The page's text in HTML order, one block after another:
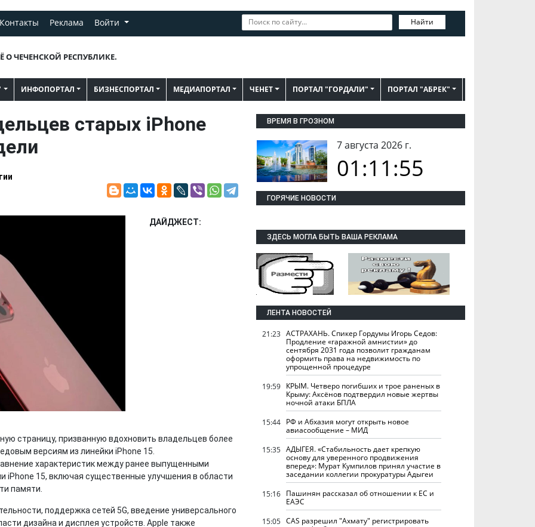
Контакты Реклама Войти Найти
О ЧЕЧЕНСКОЙ РЕСПУБЛИКЕ.
ИНФОПОРТАЛ БИЗНЕСПОРТАЛ МЕДИАПОРТАЛ ЧЕНЕТ ПОРТАЛ "ГОРДАЛИ" ПОРТАЛ "АБРЕК"
старых iPhone
ДАЙДЖЕСТ:
страницу, призванную вдохновить владельцев более
версиям из линейки iPhone 15.
характеристик между ранее выпущенными
iPhone 15, включая существенные улучшения в области
памяти.
поддержка сетей 5G, введение универсального
дизайна и дисплея устройств. Apple также
ВРЕМЯ В ГРОЗНОМ
7 августа 2026 г.
01:11:56
ГОРЯЧИЕ НОВОСТИ
ЗДЕСЬ МОГЛА БЫТЬ ВАША РЕКЛАМА
ЛЕНТА НОВОСТЕЙ
21:23 АСТРАХАНЬ. Спикер Гордумы Игорь Седов:
Продление «гаражной амнистии» до
сентября 2031 года позволит гражданам
оформить права на недвижимость по
упрощенной процедуре
19:59 КРЫМ. Четверо погибших и трое раненых в
Крыму: Аксёнов подтвердил новые жертвы
ночной атаки БПЛА
15:44 РФ и Абхазия могут открыть новое
авиасообщение – МИД
15:35 АДЫГЕЯ. «Стабильность дает крепкую
основу для уверенного продвижения
вперед»: Мурат Кумпилов принял участие в
заседании коллегии прокуратуры Адыгеи
15:16 Пашинян рассказал об отношении к ЕС и
ЕАЭС
15:05 CAS разрешил "Ахмату" регистрировать